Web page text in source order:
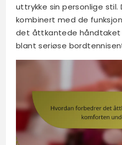
uttrykke sin personlige
kombinert med de
det åttkantede
blant seriøse